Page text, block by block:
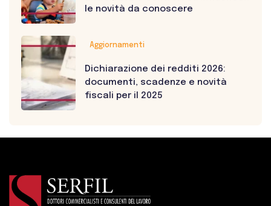
le novità da conoscere
Aggiornamenti
Dichiarazione dei redditi 2026:
documenti, scadenze e novità
fiscali per il 2025